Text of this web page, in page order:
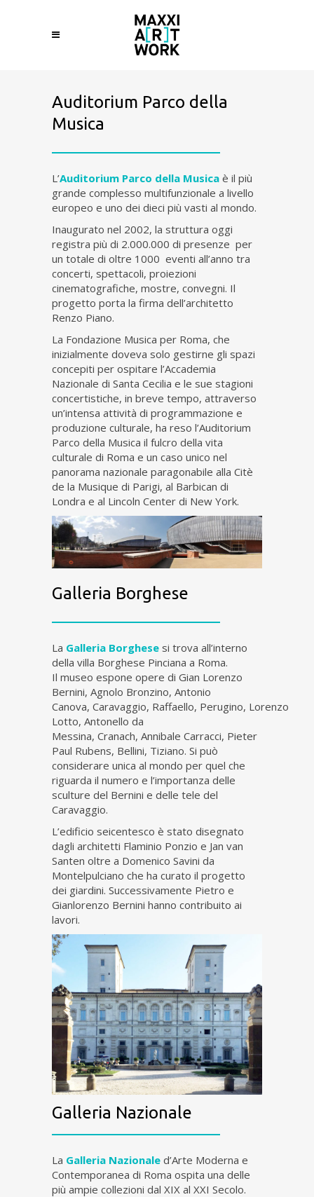
Auditorium Parco della
Musica
L’Auditorium Parco della Musica è il più
grande complesso multifunzionale a livello
europeo e uno dei dieci più vasti al mondo.
Inaugurato nel 2002, la struttura oggi
registra più di 2.000.000 di presenze per
un totale di oltre 1000 eventi all’anno tra
concerti, spettacoli, proiezioni
cinematografiche, mostre, convegni. Il
progetto porta la firma dell’architetto
Renzo Piano.
La Fondazione Musica per Roma, che
inizialmente doveva solo gestirne gli spazi
concepiti per ospitare l’Accademia
Nazionale di Santa Cecilia e le sue stagioni
concertistiche, in breve tempo, attraverso
un’intensa attività di programmazione e
produzione culturale, ha reso l’Auditorium
Parco della Musica il fulcro della vita
culturale di Roma e un caso unico nel
panorama nazionale paragonabile alla Citè
de la Musique di Parigi, al Barbican di
Londra e al Lincoln Center di New York.
Galleria Borghese
La Galleria Borghese si trova all’interno
della villa Borghese Pinciana a Roma.
Il museo espone opere di Gian Lorenzo
Bernini, Agnolo Bronzino, Antonio
Canova, Caravaggio, Raffaello, Perugino, Lorenzo
Lotto, Antonello da
Messina, Cranach, Annibale Carracci, Pieter
Paul Rubens, Bellini, Tiziano. Si può
considerare unica al mondo per quel che
riguarda il numero e l’importanza delle
sculture del Bernini e delle tele del
Caravaggio.
L’edificio seicentesco è stato disegnato
dagli architetti Flaminio Ponzio e Jan van
Santen oltre a Domenico Savini da
Montelpulciano che ha curato il progetto
dei giardini. Successivamente Pietro e
Gianlorenzo Bernini hanno contribuito ai
lavori.
Galleria Nazionale
La Galleria Nazionale d’Arte Moderna e
Contemporanea di Roma ospita una delle
più ampie collezioni dal XIX al XXI Secolo.